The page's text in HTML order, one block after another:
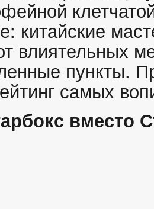
китайские
влиятельных
пункты.
самых
вместо